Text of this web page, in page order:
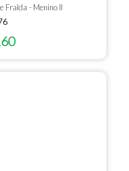
Fralda - Menino II